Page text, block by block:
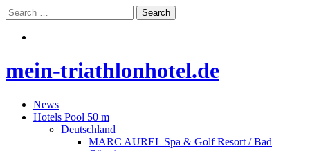
mein-triathlonhotel.de
News
Hotels Pool 50 m
Deutschland
MARC AUREL Spa & Golf Resort / Bad